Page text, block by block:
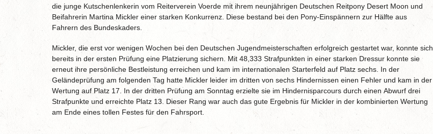
die junge Kutschenlenkerin vom Reiterverein Voerde mit ihrem neunjährigen Deutschen Reitpony Desert Moon und
Beifahrerin Martina Mickler einer starken Konkurrenz. Diese bestand bei den Pony-Einspännern zur Hälfte aus
Fahrern des Bundeskaders.
Mickler, die erst vor wenigen Wochen bei den Deutschen Jugendmeisterschaften erfolgreich gestartet war, konnte sich
bereits in der ersten Prüfung eine Platzierung sichern. Mit 48,333 Strafpunkten in einer starken Dressur konnte sie
erneut ihre persönliche Bestleistung erreichen und kam im internationalen Starterfeld auf Platz sechs. In der
Geländeprüfung am folgenden Tag hatte Mickler leider im dritten von sechs Hindernissen einen Fehler und kam in der
Wertung auf Platz 17. In der dritten Prüfung am Sonntag erzielte sie im Hindernisparcours durch einen Abwurf drei
Strafpunkte und erreichte Platz 13. Dieser Rang war auch das gute Ergebnis für Mickler in der kombinierten Wertung
am Ende eines tollen Festes für den Fahrsport.